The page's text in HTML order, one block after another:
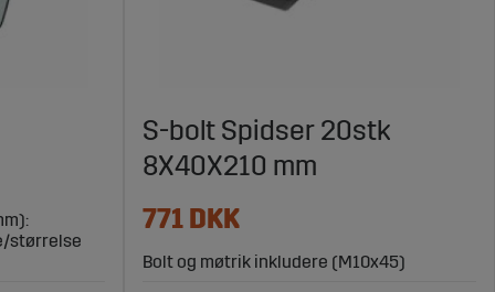
størrelse
S-bolt Spidser 20stk
8X40X210 mm
771 DKK
Bolt og møtrik inkludere (M10x45)